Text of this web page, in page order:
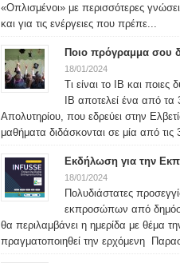
«Οπλισμένοι» με περισσότερες
και για τις ενέργειες που πρέπε...
Ποιο πρόγραμμα σου
18/01/2024
Τι είναι το IB και ποιες
IB αποτελεί ένα από
Απολυτηρίου, που εδρεύει στην
μαθήματα διδάσκονται σε μία από
Εκδήλωση για την
18/01/2024
Πολυδιάστατες
εκπροσώπων από
θα περιλαμβάνει η ημερίδα με θέμα
πραγματοποιηθεί την ερχόμενη